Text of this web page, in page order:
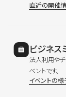
直近の開催
ビジネス
法人利用や
ベントです。
イベントの様